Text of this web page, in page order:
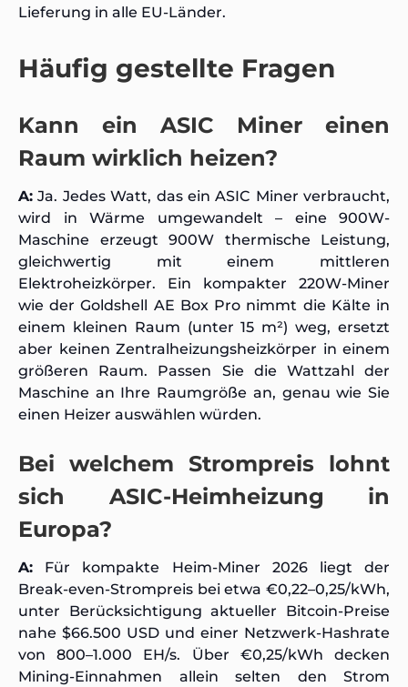
Lieferung in alle EU-Länder.
Häufig gestellte Fragen
Kann ein ASIC Miner einen
Raum wirklich heizen?
A: Ja. Jedes Watt, das ein ASIC Miner verbraucht,
wird in Wärme umgewandelt – eine 900W-
Maschine erzeugt 900W thermische Leistung,
gleichwertig mit einem mittleren
Elektroheizkörper. Ein kompakter 220W-Miner
wie der Goldshell AE Box Pro nimmt die Kälte in
einem kleinen Raum (unter 15 m²) weg, ersetzt
aber keinen Zentralheizungsheizkörper in einem
größeren Raum. Passen Sie die Wattzahl der
Maschine an Ihre Raumgröße an, genau wie Sie
einen Heizer auswählen würden.
Bei welchem Strompreis lohnt
sich ASIC-Heimheizung in
Europa?
A: Für kompakte Heim-Miner 2026 liegt der
Break-even-Strompreis bei etwa €0,22–0,25/kWh,
unter Berücksichtigung aktueller Bitcoin-Preise
nahe $66.500 USD und einer Netzwerk-Hashrate
von 800–1.000 EH/s. Über €0,25/kWh decken
Mining-Einnahmen allein selten den Strom